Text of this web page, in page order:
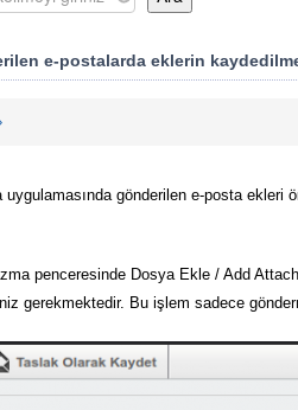
e-postalarda eklerin
uygulamasında gönderilen e-posta ekleri
penceresinde Dosya Ekle / Add
gerekmektedir. Bu işlem sadece